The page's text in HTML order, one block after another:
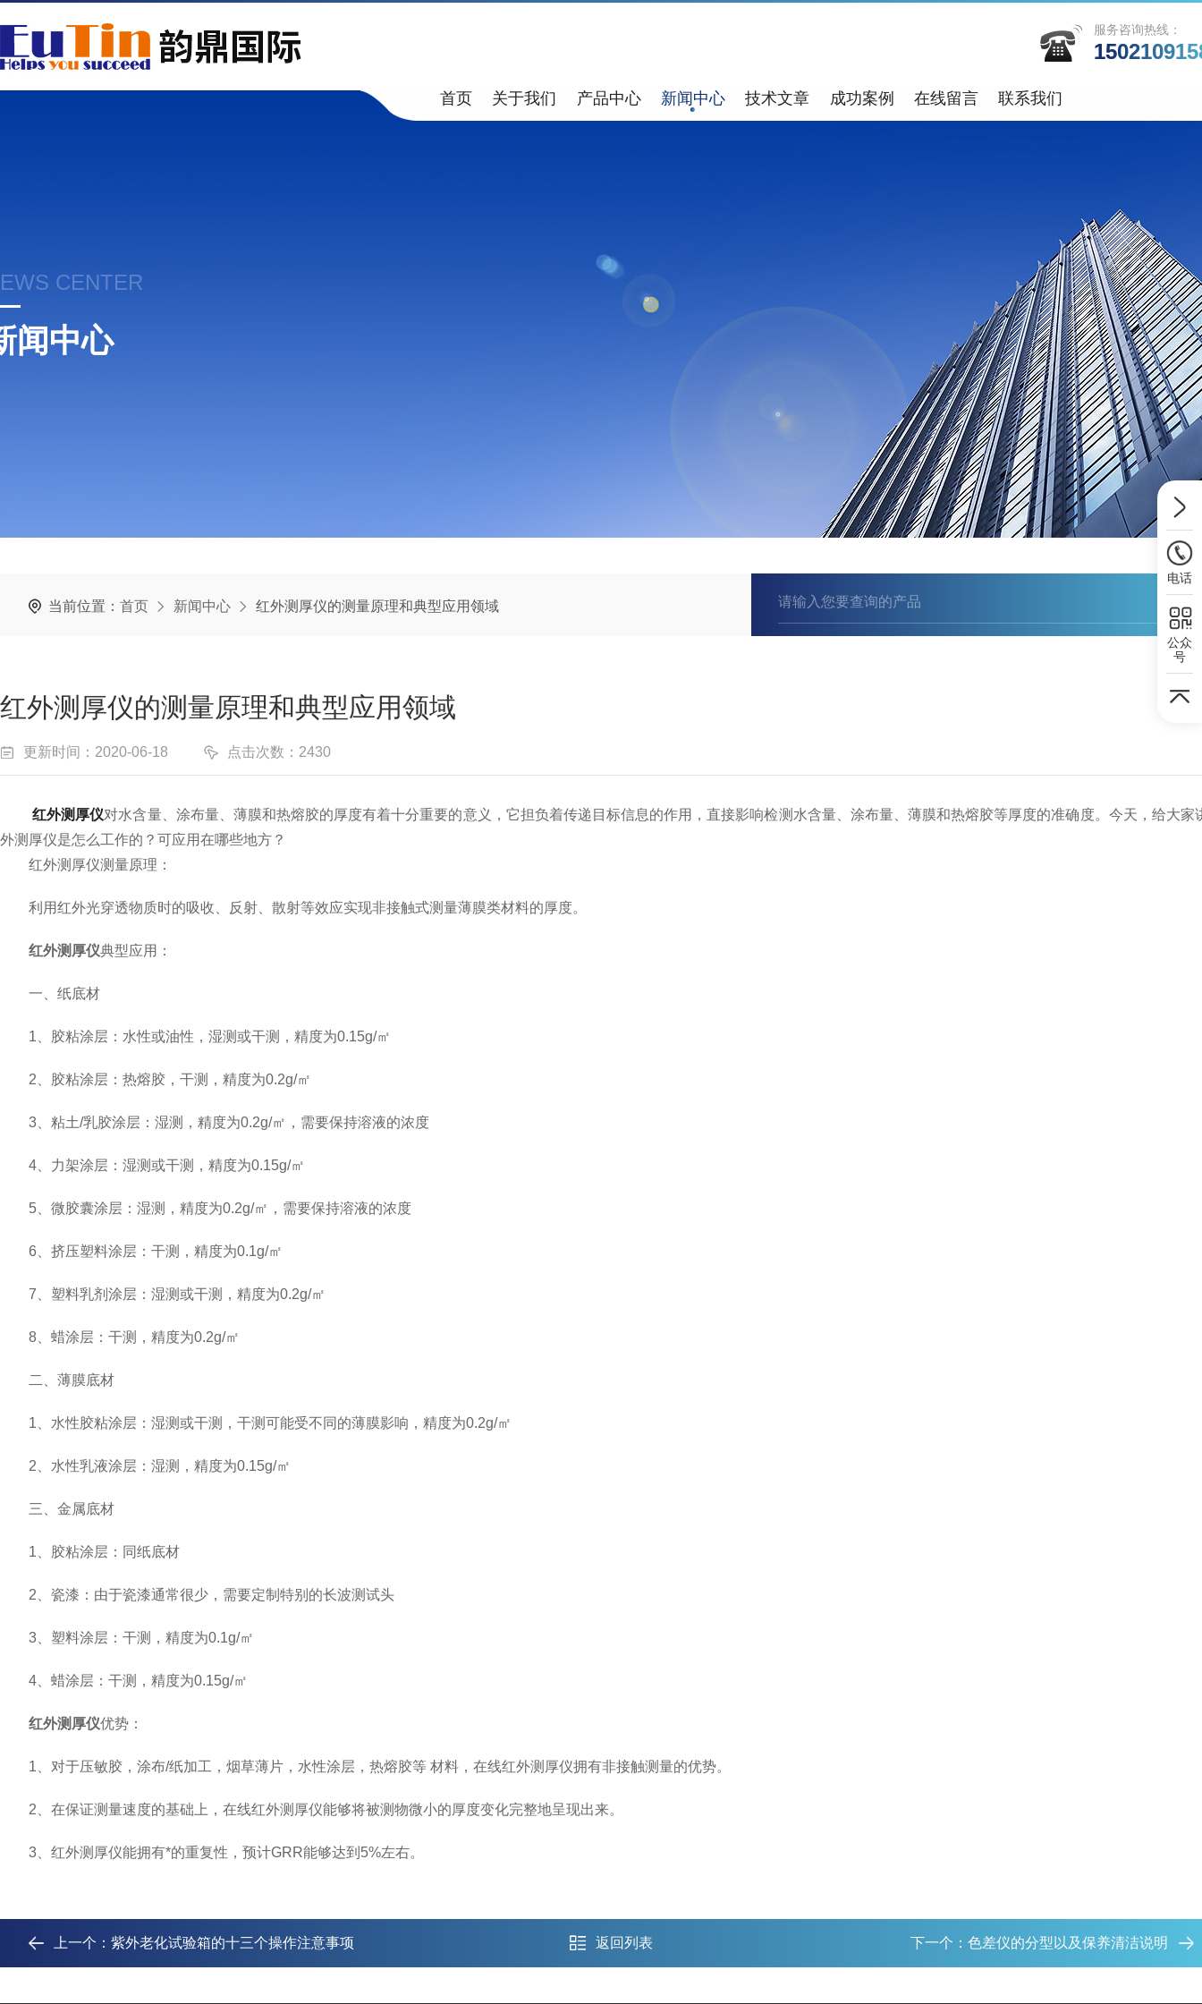
服务咨询热线：
首页 关于我们 产品中心 新闻中心 技术文章 成功案例 在线留言 联系我们
CENTER
闻中心
当前位置： 首页 新闻中心 红外测厚仪的测量原理和典型应用领域
红外测厚仪的测量原理和典型应用领域
更新时间：2020-06-18 点击次数：2430
红外测厚仪对水含量、涂布量、薄膜和热熔胶的厚度有着十分重要的意义，它担负着传递目标信息的作用，直接影响检测水含量、涂布量、薄膜和热熔胶等厚度的准确度。今天，给大家
外测厚仪是怎么工作的？可应用在哪些地方？
红外测厚仪测量原理：
利用红外光穿透物质时的吸收、反射、散射等效应实现非接触式测量薄膜类材料的厚度。
红外测厚仪典型应用：
一、纸底材
1、胶粘涂层：水性或油性，湿测或干测，精度为0.15g/㎡
2、胶粘涂层：热熔胶，干测，精度为0.2g/㎡
3、粘土/乳胶涂层：湿测，精度为0.2g/㎡，需要保持溶液的浓度
4、力架涂层：湿测或干测，精度为0.15g/㎡
5、微胶囊涂层：湿测，精度为0.2g/㎡，需要保持溶液的浓度
6、挤压塑料涂层：干测，精度为0.1g/㎡
7、塑料乳剂涂层：湿测或干测，精度为0.2g/㎡
8、蜡涂层：干测，精度为0.2g/㎡
二、薄膜底材
1、水性胶粘涂层：湿测或干测，干测可能受不同的薄膜影响，精度为0.2g/㎡
2、水性乳液涂层：湿测，精度为0.15g/㎡
三、金属底材
1、胶粘涂层：同纸底材
2、瓷漆：由于瓷漆通常很少，需要定制特别的长波测试头
3、塑料涂层：干测，精度为0.1g/㎡
4、蜡涂层：干测，精度为0.15g/㎡
红外测厚仪优势：
1、对于压敏胶，涂布/纸加工，烟草薄片，水性涂层，热熔胶等 材料，在线红外测厚仪拥有非接触测量的优势。
2、在保证测量速度的基础上，在线红外测厚仪能够将被测物微小的厚度变化完整地呈现出来。
3、红外测厚仪能拥有*的重复性，预计GRR能够达到5%左右。
上一个： 紫外老化试验箱的十三个操作注意事项 返回列表 下一个： 色差仪的分型以及保养清洁说明
电话
公众
号